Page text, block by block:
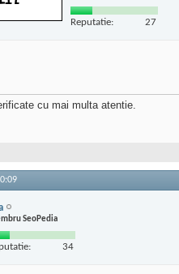
Reputatie: 27
cu mai multa atentie.
SeoPedia
34